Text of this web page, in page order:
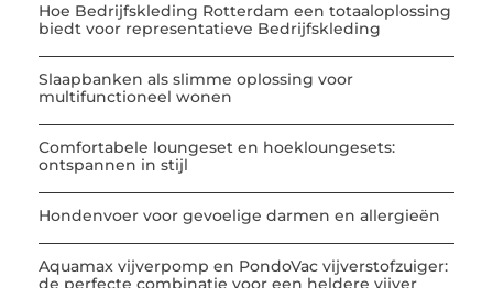
Hoe Bedrijfskleding Rotterdam een totaaloplossing
biedt voor representatieve Bedrijfskleding
Slaapbanken als slimme oplossing voor
multifunctioneel wonen
Comfortabele loungeset en hoekloungesets:
ontspannen in stijl
Hondenvoer voor gevoelige darmen en allergieën
Aquamax vijverpomp en PondoVac vijverstofzuiger:
de perfecte combinatie voor een heldere vijver